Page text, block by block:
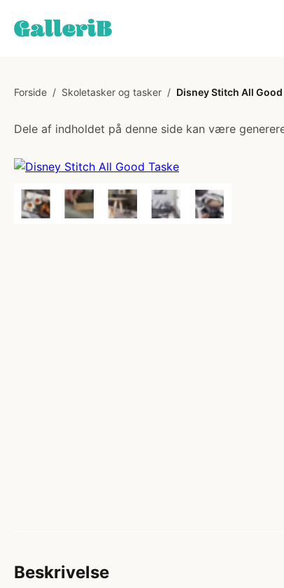
Forside / Skoletasker og tasker / Disney Stitch All Good
Dele af indholdet på denne side kan være
Beskrivelse